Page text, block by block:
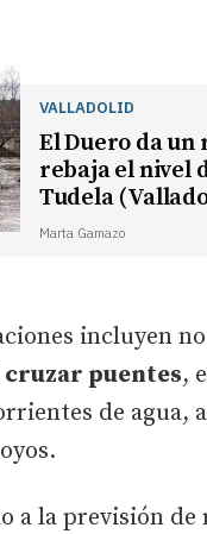
VALLADOLID
El Duero da un
rebaja el nivel
Tudela
Marta Gamazo
incluyen
puentes,
de
a la previsión de